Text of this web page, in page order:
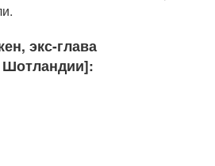
экс-глава
Шотландии]: